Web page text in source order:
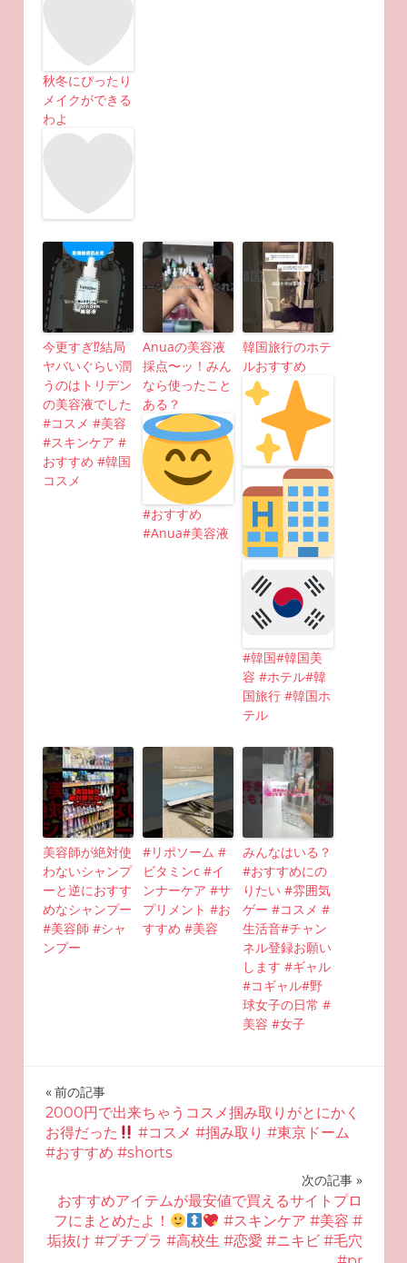
秋冬にぴったり
メイクができる
わよ
今更すぎ⁉︎結局
ヤバいぐらい潤
うのはトリデン
の美容液でした
#コスメ #美容
#スキンケア #
おすすめ #韓国
コスメ
Anuaの美容液
採点〜ッ！みん
なら使ったこと
ある？
#おすすめ
#Anua#美容液
韓国旅行のホテ
ルおすすめ
#韓国#韓国美
容 #ホテル#韓
国旅行 #韓国ホ
テル
美容師が絶対使
わないシャンプ
ーと逆におすす
めなシャンプー
#美容師 #シャ
ンプー
#リポソーム #
ビタミンc #イ
ンナーケア #サ
プリメント #お
すすめ #美容
みんなはいる？
#おすすめにの
りたい #雰囲気
ゲー #コスメ #
生活音#チャン
ネル登録お願い
します #ギャル
#コギャル#野
球女子の日常 #
美容 #女子
投
稿
ナ
ビ
ゲ
前の記事
2000円で出来ちゃうコスメ掴み取りがとにかく
お得だった
#コスメ #掴み取り #東京ドーム
#おすすめ #shorts
次の記事
おすすめアイテムが最安値で買えるサイトプロ
フにまとめたよ！
#スキンケア #美容 #
垢抜け #プチプラ #高校生 #恋愛 #ニキビ #毛穴